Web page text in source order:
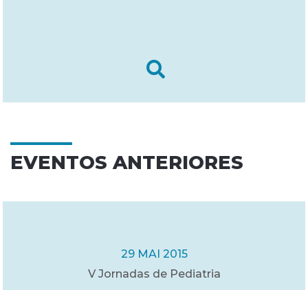
EVENTOS ANTERIORES
29 MAI 2015
V Jornadas de Pediatria